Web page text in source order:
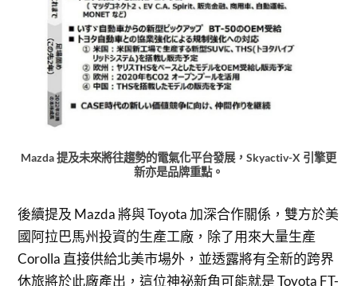
Mazda 提及未來將往趨勢的電氣化平台發展，Skyactiv-X 引擎更
新亦是品牌重點。
後續提及 Mazda 將與 Toyota 加深合作關係，雙方於美
國阿拉巴馬州投資的生產工廠，除了用來大量生產
Corolla 直接供給北美市場外，並透露將有全新的跨界
休旅將於此廠產出，這位神祕新角可能就是 Toyota FT-